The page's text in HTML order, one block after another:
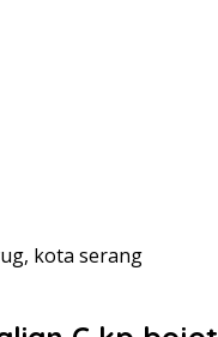
kota serang